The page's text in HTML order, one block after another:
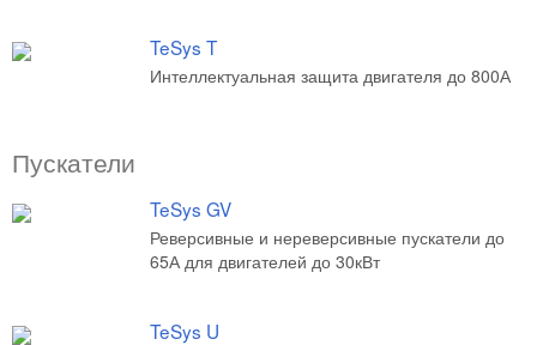
TeSys T
Интеллектуальная защита двигателя до 800А
Пускатели
TeSys GV
Реверсивные и нереверсивные пускатели до
65А для двигателей до 30кВт
TeSys U